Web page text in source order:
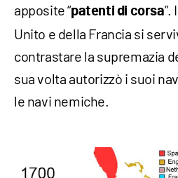
apposite “patenti di corsa”.
Unito e della Francia si
contrastare la supremazia
sua volta autorizzò i suoi
le navi nemiche.